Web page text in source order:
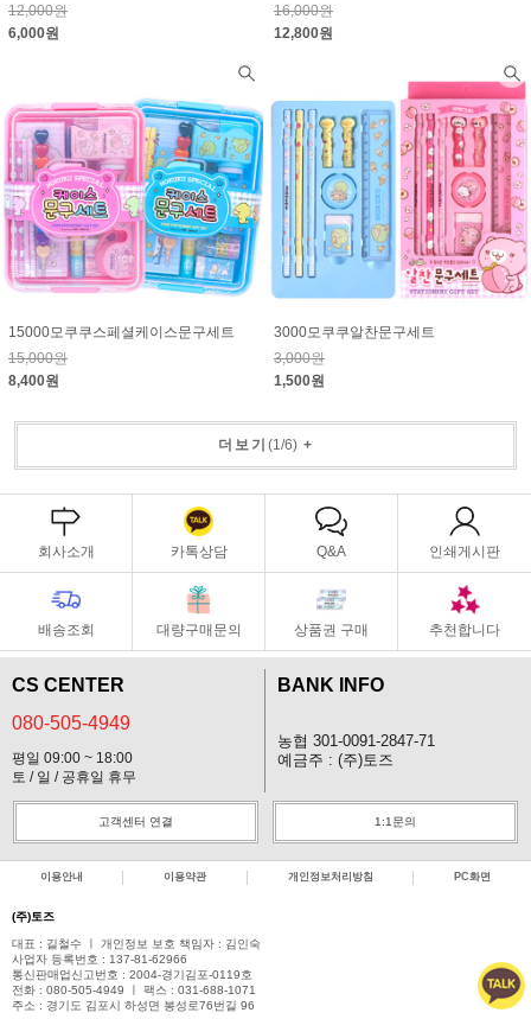
12,000원
6,000원
16,000원
12,800원
15000모쿠쿠스페셜케이스문구세트
15,000원
8,400원
3000모쿠쿠알찬문구세트
3,000원
1,500원
더보기 (1/6)+
회사소개 카톡상담 Q&A 인쇄게시판
배송조회 대량구매문의 상품권 구매 추천합니다
CS CENTER
080-505-4949
평일 09:00 ~ 18:00
토 / 일 / 공휴일 휴무
BANK INFO
농협 301-0091-2847-71
예금주 : (주)토즈
고객센터 연결 1:1문의
이용안내 이용약관 개인정보처리방침 PC화면
(주)토즈
대표 : 길철수 ㅣ 개인정보 보호 책임자 : 김인숙
사업자 등록번호 : 137-81-62966
통신판매업신고번호 : 2004-경기김포-0119호
전화 : 080-505-4949 ㅣ 팩스 : 031-688-1071
주소 : 경기도 김포시 하성면 봉성로76번길 96